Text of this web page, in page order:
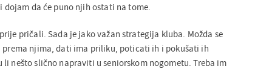
dojam da će puno njih ostati na tome.
pričali. Sada je jako važan strategija kluba. Možda se
prema njima, dati ima priliku, poticati ih i pokušati ih
nešto slično napraviti u seniorskom nogometu. Treba im